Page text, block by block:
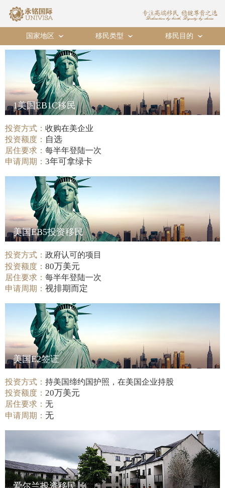
国家地区 › 移民类型 › 移民目的 ›
1美国EB1C移民
投资方式：收购在美企业
投资额度： 自选
居住要求：每半年登陆一次
申请周期：3年可拿绿卡
美国EB5投资移民
投资方式：政府认可的项目
投资额度：80万美元
居住要求：每半年登陆一次
申请周期：视排期而定
美国E2签证
投资方式：持美国缔约国护照，在美国企业持股
投资额度： 20万美元
居住要求：无
申请周期：无
爱尔兰投资移民